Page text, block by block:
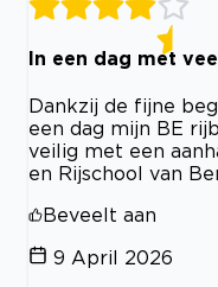
In een dag met
Dankzij de fijne
een dag mijn BE
veilig met een
en Rijschool van
Beveelt aan
9 April 2026